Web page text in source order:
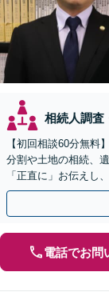
相続人調査
【初回相談60分無料
分割や土地の相続、
「正直に」お伝えし
テラス利用可】
電話でお問